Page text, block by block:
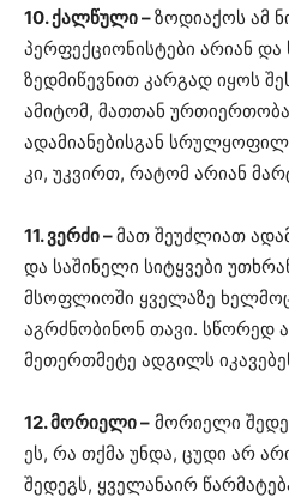
10. ქალწული –ზოდიაქოს ამ
პერფექციონისტები არიან
ზედმიწევნით კარგად იყოს
ამიტომ, მათთან
ადამიანებისგან
კი, უკვირთ, რატომ არიან
11. ვერძი –მათ შეუძლიათ
და საშინელი სიტყვები
მსოფლიოში ყველაზე
აგრძნობინონ თავი. სწორედ
მეთერთმეტე ადგილს
12. მორიელი – მორიელი
ეს, რა თქმა უნდა, ცუდი არ
შედეგს, ყველანაირ